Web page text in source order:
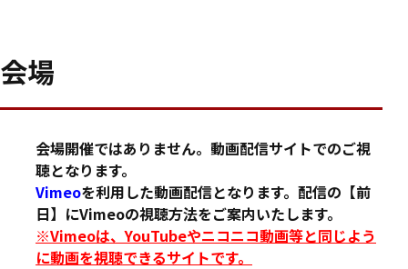
会場
会場開催ではありません。動画配信サイトでのご視
聴となります。
Vimeoを利用した動画配信となります。配信の【前
日】にVimeoの視聴方法をご案内いたします。
※Vimeoは、YouTubeやニコニコ動画等と同じよう
に動画を視聴できるサイトです。